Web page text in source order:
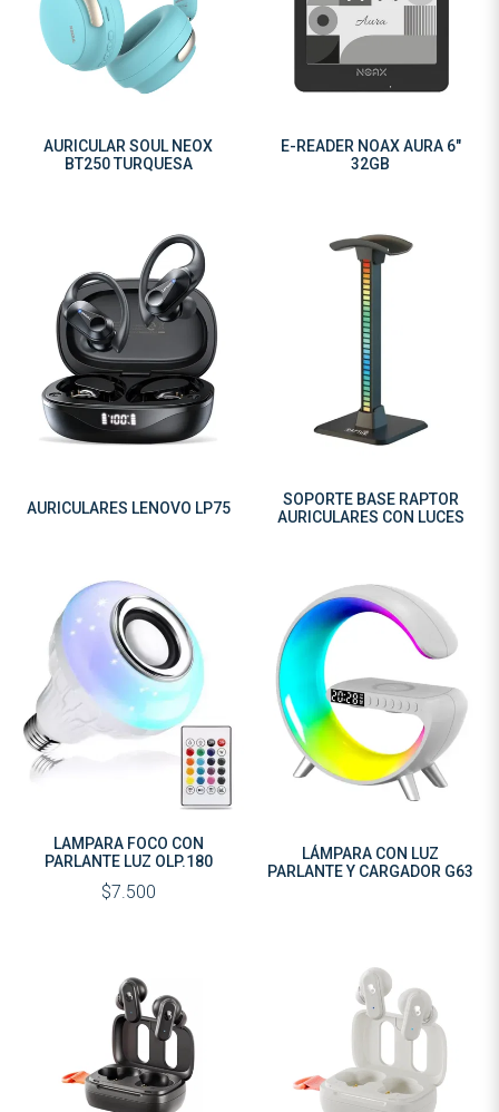
AURICULAR SOUL NEOX
BT250 TURQUESA
E-READER NOAX AURA 6"
32GB
AURICULARES LENOVO LP75
SOPORTE BASE RAPTOR
AURICULARES CON LUCES
LAMPARA FOCO CON
PARLANTE LUZ OLP.180
$7.500
LÁMPARA CON LUZ
PARLANTE Y CARGADOR G63